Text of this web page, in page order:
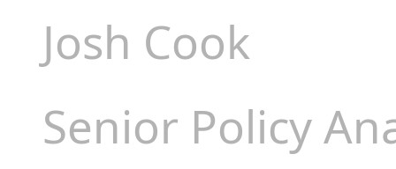
Josh Cook
Senior Policy